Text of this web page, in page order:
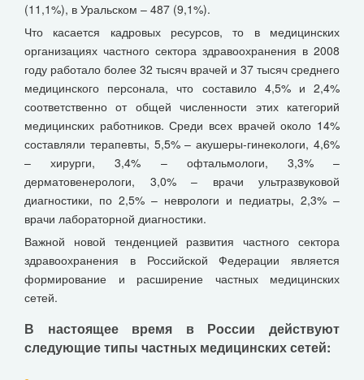
(11,1%), в Уральском – 487 (9,1%).
Что касается кадровых ресурсов, то в медицинских
организациях частного сектора здравоохранения в 2008
году работало более 32 тысяч врачей и 37 тысяч среднего
медицинского персонала, что составило 4,5% и 2,4%
соответственно от общей численности этих категорий
медицинских работников. Среди всех врачей около 14%
составляли терапевты, 5,5% – акушеры-гинекологи, 4,6%
– хирурги, 3,4% – офтальмологи, 3,3% –
дерматовенерологи, 3,0% – врачи ультразвуковой
диагностики, по 2,5% – неврологи и педиатры, 2,3% –
врачи лабораторной диагностики.
Важной новой тенденцией развития частного сектора
здравоохранения в Российской Федерации является
формирование и расширение частных медицинских
сетей.
В настоящее время в России действуют
следующие типы частных медицинских сетей: